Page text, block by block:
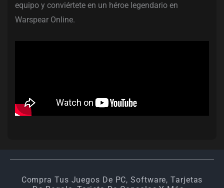
equipo y conviértete en un héroe legendario en
Warspear Online.
Compra Tus Juegos De PC, Software, Tarjetas